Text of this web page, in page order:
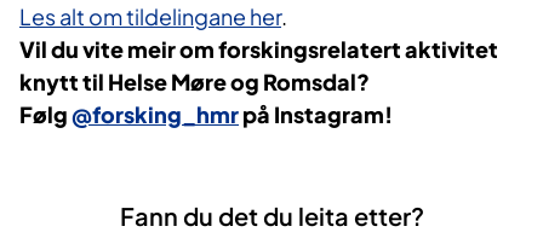
Les alt om tildelingane her.
Vil du vite meir om forskingsrelatert aktivitet
knytt til Helse Møre og Romsdal?
Følg@forsking_hmr​på Instagram!
Fann du det du leita etter?